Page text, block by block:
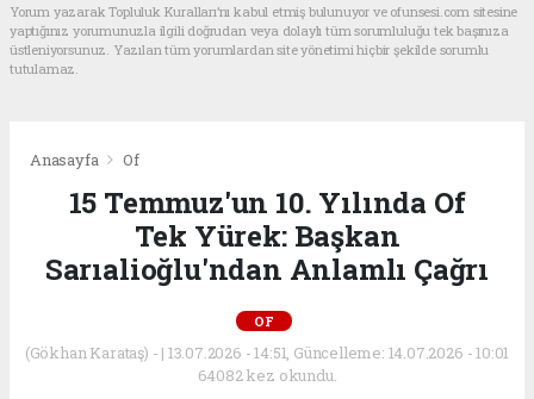
Yorum yazarak Topluluk Kuralları’nı kabul etmiş bulunuyor ve ofunsesi.com sitesine
yaptığınız yorumunuzla ilgili doğrudan veya dolaylı tüm sorumluluğu tek başınıza
üstleniyorsunuz. Yazılan tüm yorumlardan site yönetimi hiçbir şekilde sorumlu
tutulamaz.
Anasayfa Of
15 Temmuz'un 10. Yılında Of
Tek Yürek: Başkan
Sarıalioğlu'ndan Anlamlı Çağrı
OF
(Gökhan Karataş) - | 13.07.2026 - 14:51, Güncelleme: 14.07.2026 - 10:01
64082 kez okundu.